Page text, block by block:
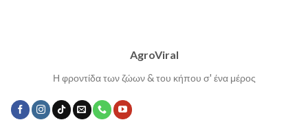
AgroViral
Η φροντίδα των ζώων & του κήπου σ' ένα μέρος